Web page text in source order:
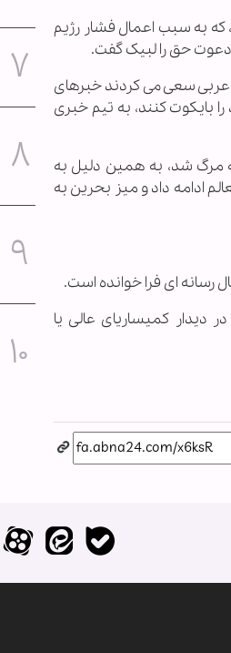
که به سبب اعمال فشار رژیم
دعوت حق را لبیک گفت.
در سال 2011، در حالی که رسانه های عربی سعی می کردند خبرهای
بایکوت کنند، به تیم خبری
مرگ شد، به همین دلیل به
ادامه داد و میز بحرین به
کمیساریای عالی یا